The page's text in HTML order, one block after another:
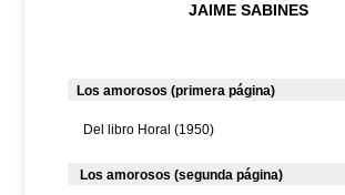
JAIME SABINES
Los amorosos (primera página)
Del libro Horal (1950)
Los amorosos (segunda página)